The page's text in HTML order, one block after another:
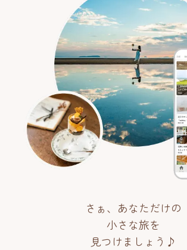
さぁ、あなただけの
小さな旅を
見つけましょう♪